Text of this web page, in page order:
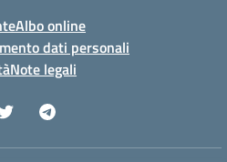
Albo online
dati personali
Note legali